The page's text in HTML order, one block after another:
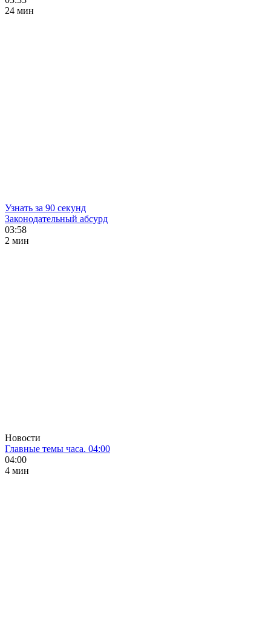
24 мин
Узнать за 90 секунд
Законодательный абсурд
03:58
2 мин
Новости
Главные темы часа. 04:00
04:00
4 мин